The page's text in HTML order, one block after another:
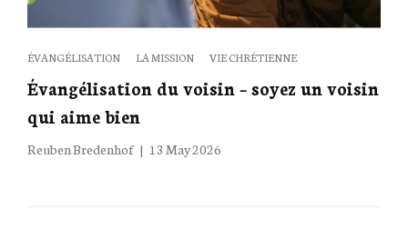
Categories
ÉVANGÉLISATION LA MISSION VIE CHRÉTIENNE
Évangélisation du voisin – soyez un voisin
qui aime bien
Reuben Bredenhof
Posted
13 May 2026